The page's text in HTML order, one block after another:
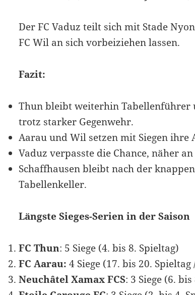
Der FC Vaduz teilt sich mit Stade
FC Wil an sich vorbeiziehen lassen.
Fazit:
Thun bleibt weiterhin Tabellenführer
trotz starker Gegenwehr.
Aarau und Wil setzen mit Siegen ihre
Vaduz verpasste die Chance, näher
Schaffhausen bleibt nach der
Tabellenkeller.
Längste Sieges-Serien in der Saison
FC Thun: 5 Siege (4. bis 8. Spieltag)
FC Aarau:4 Siege (17. bis 20.
Neuchâtel Xamax FCS: 3 Siege (6.